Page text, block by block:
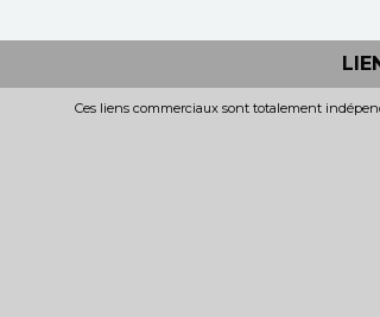
Ces liens commerciaux sont totalement